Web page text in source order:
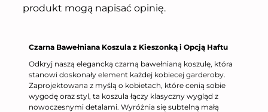
produkt mogą napisać opinię.
Czarna Bawełniana Koszula z Kieszonką i Opcją Haftu
Odkryj naszą elegancką czarną bawełnianą koszulę, która
stanowi doskonały element każdej kobiecej garderoby.
Zaprojektowana z myślą o kobietach, które cenią sobie
wygodę oraz styl, ta koszula łączy klasyczny wygląd z
nowoczesnymi detalami. Wyróżnia się subtelną małą